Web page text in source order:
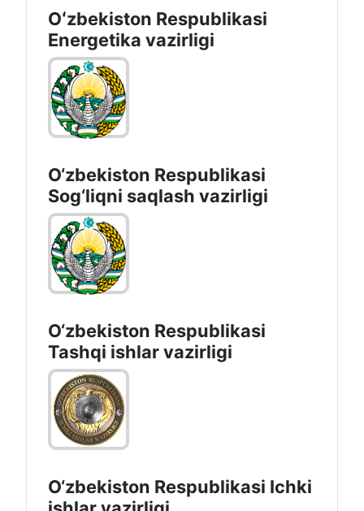
Oʻzbekiston Respublikasi
Energetika vazirligi
O‘zbеkistоn Rеspublikаsi
Sоg‘liqni saqlash vаzirligi
O‘zbеkistоn Rеspublikаsi
Tashqi ishlаr vаzirligi
O‘zbеkiston Rеspublikаsi Ichki